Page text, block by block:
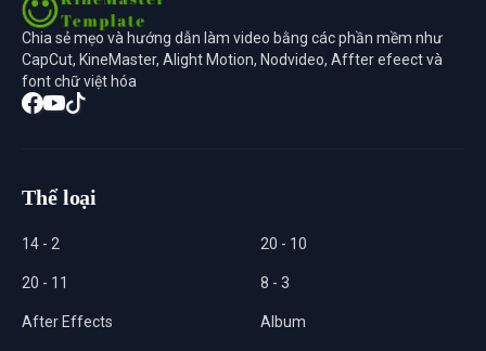
Chia sẻ mẹo và hướng dẫn làm video bằng các phần mềm như
CapCut, KineMaster, Alight Motion, Nodvideo, Affter efeect và
font chữ việt hóa
Thể loại
14 - 2 20 - 10
20 - 11 8 - 3
After Effects Album